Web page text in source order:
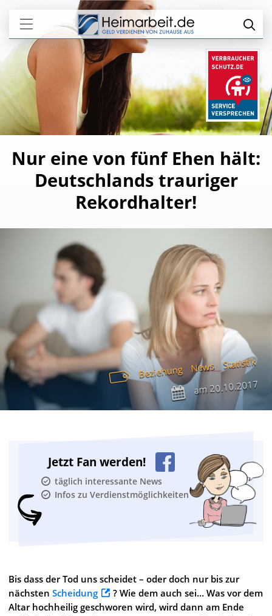
Nur eine von fünf Ehen hält:
Deutschlands trauriger
Rekordhalter!
Beziehung News Statistik
am20.10.2017
Jetzt Fan werden!
täglich interessante News
Infos zu Verdienstmöglichkeiten
Bis dass der Tod uns scheidet – oder doch nur bis zur
nächsten Scheidung
? Wie dem auch sei… Was vor dem
Altar hochheilig geschworen wird, wird dann am Ende